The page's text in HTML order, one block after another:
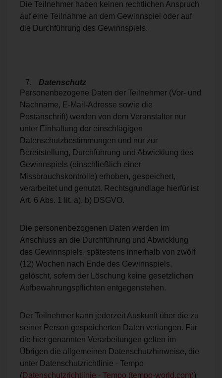
Die Teilnehmer haben keinen rechtlichen Anspruch
auf eine Teilnahme an dem Gewinnspiel oder auf
die Durchführung des Gewinnspiels.
Datenschutz
Personenbezogene Daten der Teilnehmer (Vor- und
Nachname, E-Mail-Adresse sowie die
Postanschrift) werden von dem Veranstalter nur
unter Einhaltung der einschlägigen
Datenschutzbestimmungen und nur zur
Bereitstellung, Durchführung und Abwicklung des
Gewinnspiels (einschließlich einer
Missbrauchskontrolle) erhoben, gespeichert,
verarbeitet und genutzt. Rechtsgrundlage hierfür ist
Art. 6 Abs. 1 lit. a), b) DSGVO.
Die personenbezogenen Daten werden im
Anschluss an die Durchführung und Abwicklung
des Gewinnspiels, spätestens innerhalb von zwölf
(12) Wochen nach Ende des Gewinnspiels,
gelöscht, sofern der Löschung keine gesetzlichen
Aufbewahrungspflichten entgegenstehen.
Der Teilnehmer kann jederzeit Auskunft über die zu
seiner Person gespeicherten Daten verlangen. Für
die hier genannten Verarbeitungen gelten im
Übrigen die allgemeinen Datenschutzhinweise, die
unter Datenschutzrichtlinie - Tempo
(Datenschutzrichtlinie - Tempo (tempo-world.com))